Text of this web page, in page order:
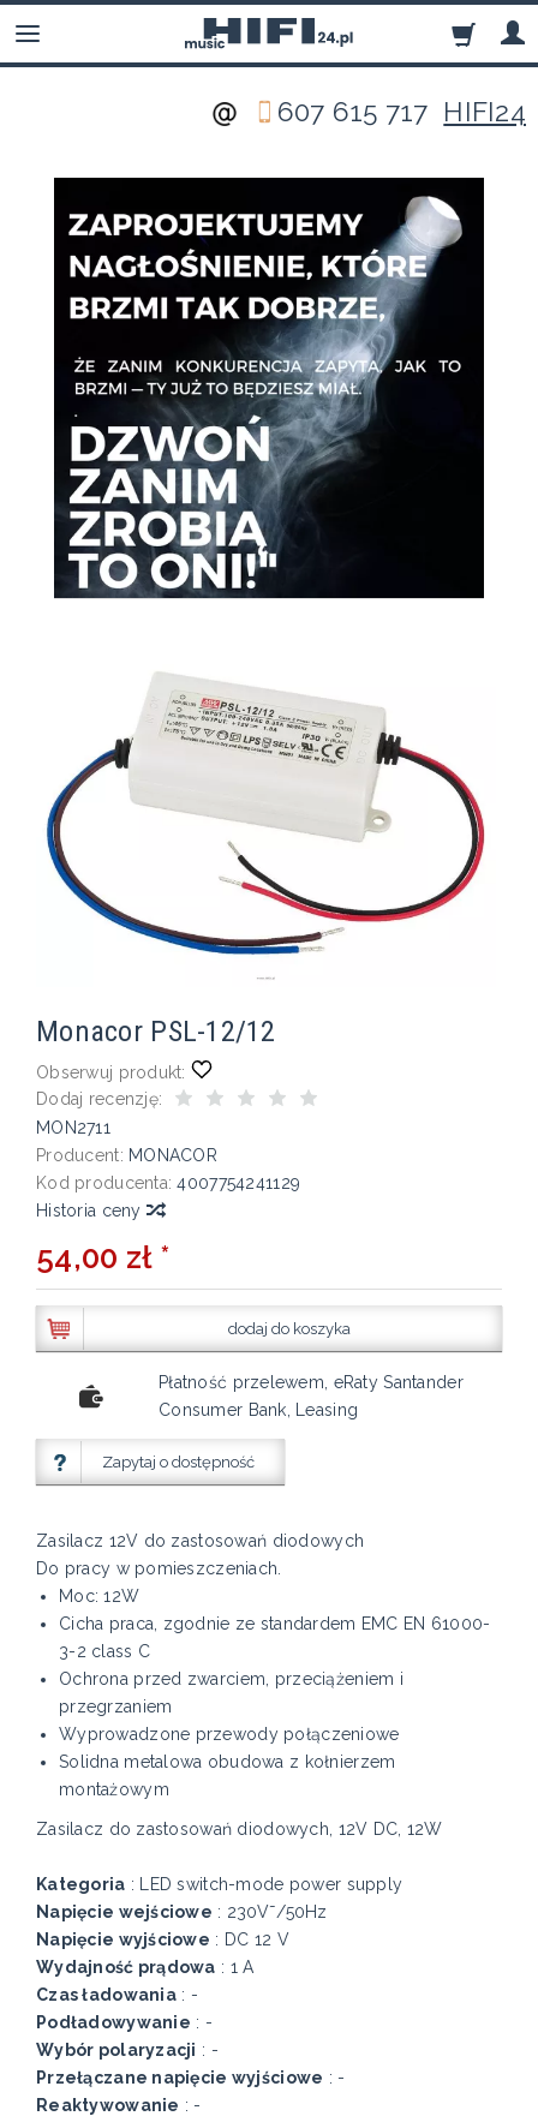
607 615 717 HIFI24
Monacor PSL-12/12
Obserwuj produkt:
Dodaj recenzję:
MON2711
Producent: MONACOR
Kod producenta: 4007754241129
Historia ceny
54,00 zł *
dodaj do koszyka
Płatność przelewem, eRaty Santander
Consumer Bank, Leasing
Zapytaj o dostępność
Zasilacz 12V do zastosowań diodowych
Do pracy w pomieszczeniach.
Moc: 12W
Cicha praca, zgodnie ze standardem EMC EN 61000-
3-2 class C
Ochrona przed zwarciem, przeciążeniem i
przegrzaniem
Wyprowadzone przewody połączeniowe
Solidna metalowa obudowa z kołnierzem
montażowym
Zasilacz do zastosowań diodowych, 12V DC, 12W
Kategoria : LED switch-mode power supply
Napięcie wejściowe : 230V˜/50Hz
Napięcie wyjściowe : DC 12 V
Wydajność prądowa : 1 A
Czas ładowania: -
Podładowywanie : -
Wybór polaryzacji : -
Przełączane napięcie wyjściowe : -
Reaktywowanie : -